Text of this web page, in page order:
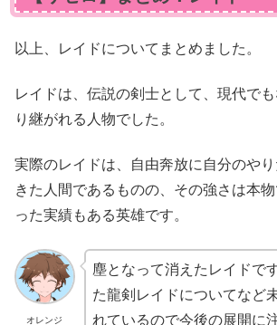
以上、レイドについてまとめました。
レイドは、伝説の剣士として、現代で
り継がれる人物でした。
実際のレイドは、自由奔放に自分のや
きた人間であるものの、その強さは本
った実績もある英雄です。
オレンジ
塵となって消えたレイドで
た龍剣レイドについてなど
れているので今後の展開に